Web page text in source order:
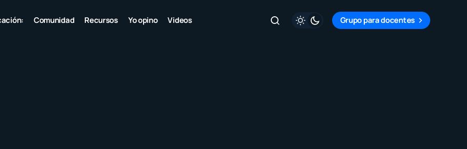
Comunidad Recursos Yo opino Videos Grupo para docentes